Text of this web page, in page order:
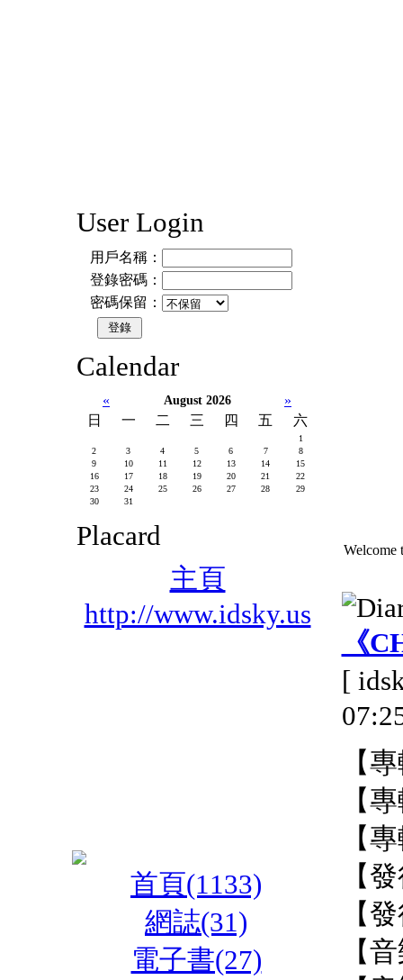
User Login
用戶名稱：
登錄密碼：
密碼保留：
Calendar
« August 2026
»
日
一 二 三 四 五 六
1
2
3 4 5 6 7
8
9
10 11 12 13 14
15
16
17 18 19 20 21
22
23
24 25 26 27 28
29
30
31
Placard
主頁
http://www.idsky.us
首頁(1133)
網誌(31)
電子書(27)
Welcome
《
[
【
【
【
【
【
【